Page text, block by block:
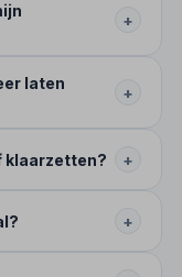
+
laten
+
klaarzetten? +
+